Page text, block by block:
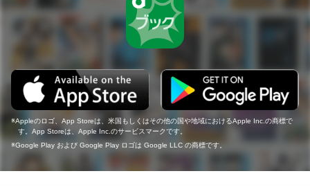
Appleのロゴ、App Storeは、米国もしくはその他の国や地域におけるApple Inc.の商標で
す。App Storeは、Apple Inc.のサービスマークです。
Google Play および Google Play ロゴは Google LLC の商標です。